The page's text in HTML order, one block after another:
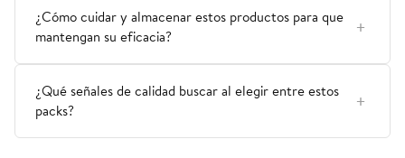
¿Cómo cuidar y almacenar estos productos para que
mantengan su eficacia?
¿Qué señales de calidad buscar al elegir entre estos
packs?